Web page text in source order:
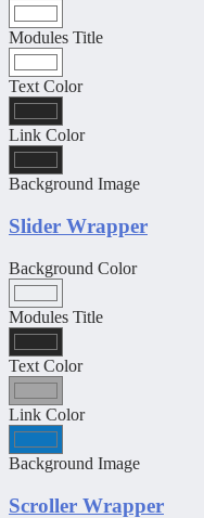
Modules Title
Text Color
Link Color
Background Image
Slider Wrapper
Background Color
Modules Title
Text Color
Link Color
Background Image
Scroller Wrapper